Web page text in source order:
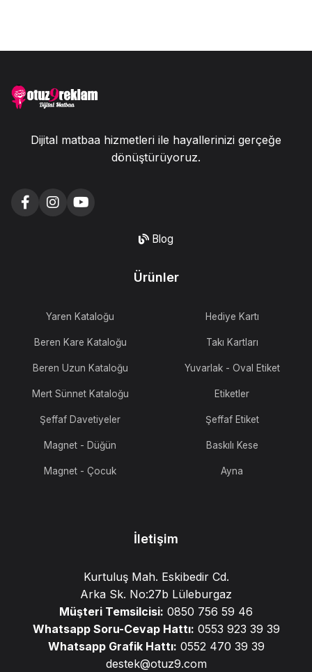
Dijital matbaa hizmetleri ile hayallerinizi gerçeğe
dönüştürüyoruz.
Blog
Ürünler
Yaren Kataloğu
Beren Kare Kataloğu
Beren Uzun Kataloğu
Mert Sünnet Kataloğu
Şeffaf Davetiyeler
Magnet - Düğün
Magnet - Çocuk
Hediye Kartı
Takı Kartları
Yuvarlak - Oval Etiket
Etiketler
Şeffaf Etiket
Baskılı Kese
Ayna
İletişim
Kurtuluş Mah. Eskibedir Cd.
Arka Sk. No:27b Lüleburgaz
Müşteri Temsilcisi: 0850 756 59 46
Whatsapp Soru-Cevap Hattı: 0553 923 39 39
Whatsapp Grafik Hattı: 0552 470 39 39
destek@otuz9.com